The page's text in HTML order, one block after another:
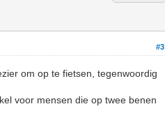
#3
om op te fietsen, tegenwoordig
voor mensen die op twee benen